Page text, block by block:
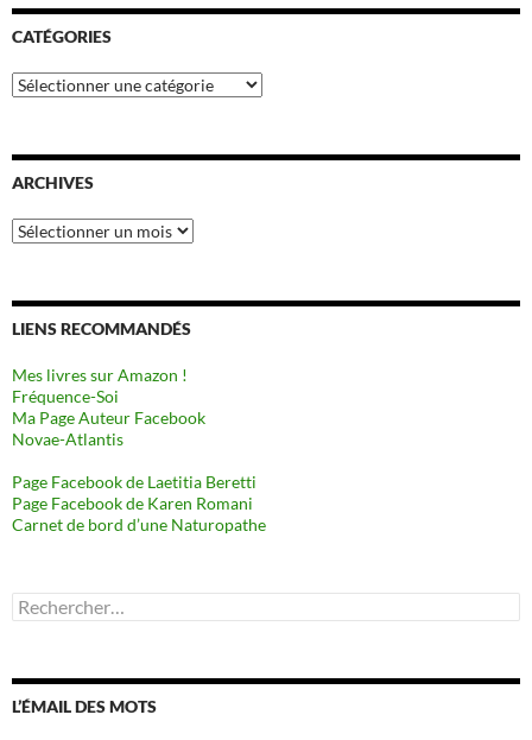
CATÉGORIES
Catégories
ARCHIVES
Archives
LIENS RECOMMANDÉS
Mes livres sur Amazon !
Fréquence-Soi
Ma Page Auteur Facebook
Novae-Atlantis
Page Facebook de Laetitia Beretti
Page Facebook de Karen Romani
Carnet de bord d’une Naturopathe
Rechercher :
L’ÉMAIL DES MOTS